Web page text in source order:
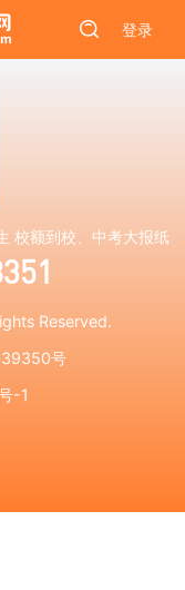
登录
校额到校、中考大报纸
Reserved.
号
-1